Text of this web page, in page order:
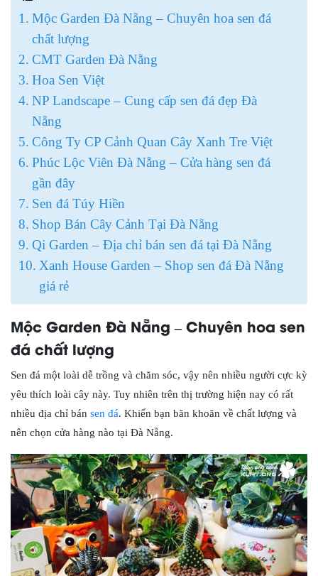
Mộc Garden Đà Nẵng – Chuyên hoa sen đá
chất lượng
CMT Garden Đà Nẵng
Hoa Sen Việt
NP Landscape – Cung cấp sen đá đẹp Đà
Nẵng
Công Ty CP Cảnh Quan Cây Xanh Tre Việt
Phúc Lộc Viên Đà Nẵng – Cửa hàng sen đá
gần đây
Sen đá Túy Hiền
Shop Bán Cây Cảnh Tại Đà Nẵng
Qi Garden – Địa chỉ bán sen đá tại Đà Nẵng
Xanh House Garden – Shop sen đá Đà Nẵng
giá rẻ
Mộc Garden Đà Nẵng – Chuyên hoa sen
đá chất lượng
Sen đá một loài dễ trồng và chăm sóc, vậy nên nhiều người cực kỳ
yêu thích loài cây này. Tuy nhiên trên thị trường hiện nay có rất
nhiều địa chỉ bán sen đá. Khiến bạn băn khoăn về chất lượng và
nên chọn cửa hàng nào tại Đà Nẵng.